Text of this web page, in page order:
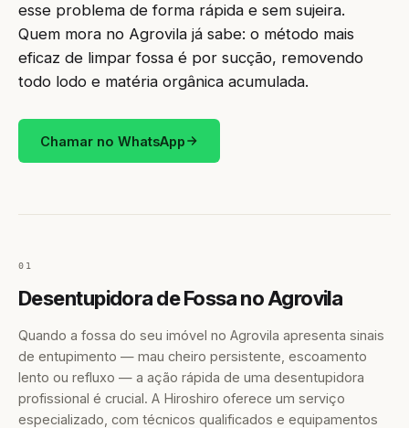
esse problema de forma rápida e sem sujeira.
Quem mora no Agrovila já sabe: o método mais
eficaz de limpar fossa é por sucção, removendo
todo lodo e matéria orgânica acumulada.
Chamar no WhatsApp
01
Desentupidora de Fossa no Agrovila
Quando a fossa do seu imóvel no Agrovila apresenta sinais
de entupimento — mau cheiro persistente, escoamento
lento ou refluxo — a ação rápida de uma desentupidora
profissional é crucial. A Hiroshiro oferece um serviço
especializado, com técnicos qualificados e equipamentos